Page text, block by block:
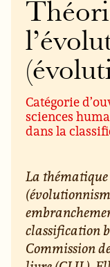
Catégorie
sciences
dans la
La thématique
classification
Commission